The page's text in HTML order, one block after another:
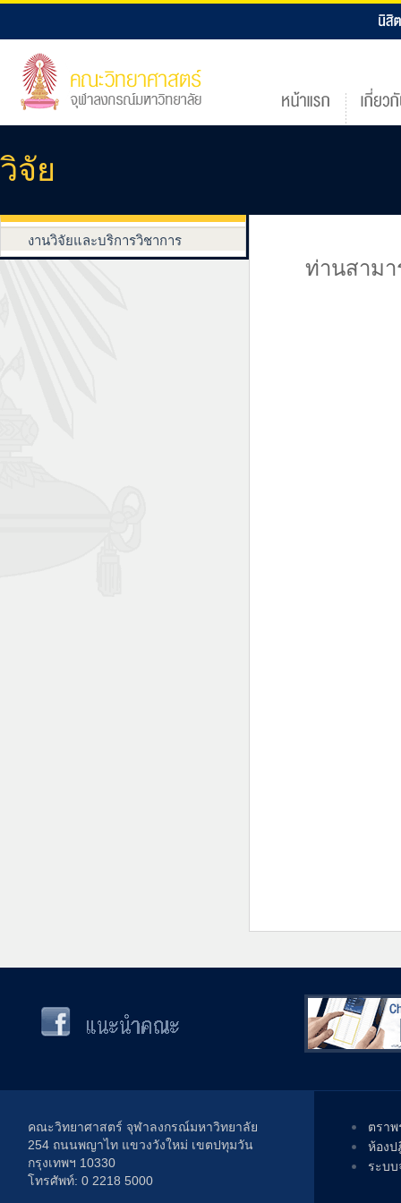
วิจัย
งานวิจัยและบริการวิชาการ
ท่านสามา
คณะวิทยาศาสตร์ จุฬาลงกรณ์มหาวิทยาลัย
254 ถนนพญาไท แขวงวังใหม่ เขตปทุมวัน
กรุงเทพฯ 10330
โทรศัพท์: 0 2218 5000
ตราพ
ห้องป
ระบบ